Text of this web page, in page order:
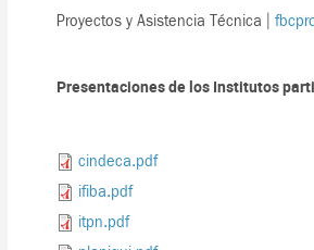
Proyectos y Asistencia Técnica |
Presentaciones de los Institutos
cindeca.pdf
ifiba.pdf
itpn.pdf